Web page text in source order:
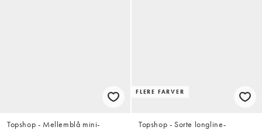
Topshop - Mellemblå mini-
FLERE FARVER
Topshop - Sorte longline-